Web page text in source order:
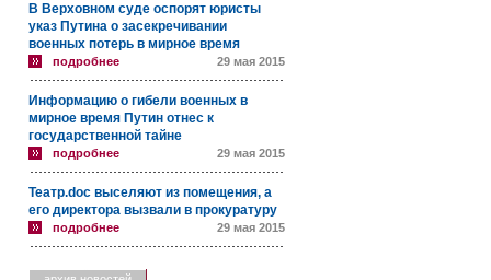
В Верховном суде оспорят юристы
указ Путина о засекречивании
военных потерь в мирное время
подробнее 29 мая 2015
Информацию о гибели военных в
мирное время Путин отнес к
государственной тайне
подробнее 29 мая 2015
Театр.doc выселяют из помещения, а
его директора вызвали в прокуратуру
подробнее 29 мая 2015